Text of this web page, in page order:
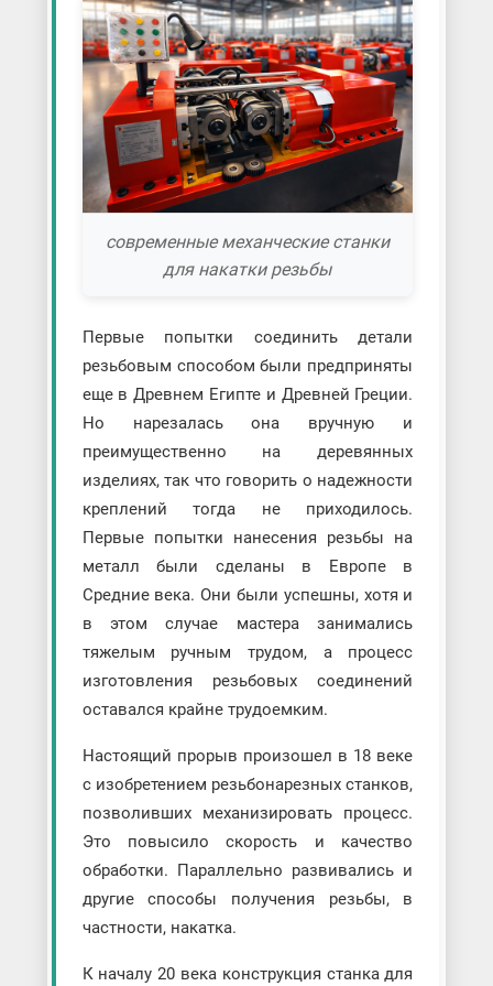
современные механческие станки
для накатки резьбы
Первые попытки соединить детали
резьбовым способом были предприняты
еще в Древнем Египте и Древней Греции.
Но нарезалась она вручную и
преимущественно на деревянных
изделиях, так что говорить о надежности
креплений тогда не приходилось.
Первые попытки нанесения резьбы на
металл были сделаны в Европе в
Средние века. Они были успешны, хотя и
в этом случае мастера занимались
тяжелым ручным трудом, а процесс
изготовления резьбовых соединений
оставался крайне трудоемким.
Настоящий прорыв произошел в 18 веке
с изобретением резьбонарезных станков,
позволивших механизировать процесс.
Это повысило скорость и качество
обработки. Параллельно развивались и
другие способы получения резьбы, в
частности, накатка.
К началу 20 века конструкция станка для